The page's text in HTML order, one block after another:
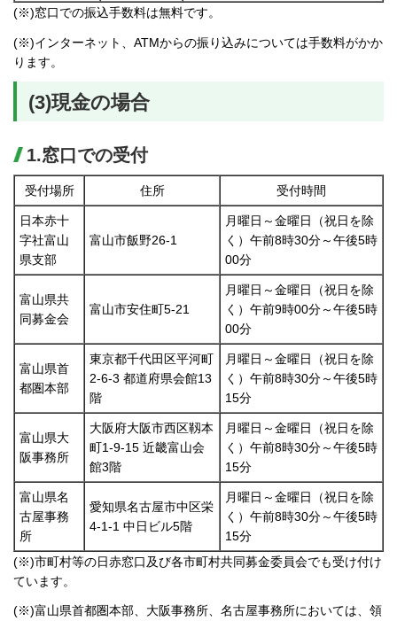
(※)窓口での振込手数料は無料です。
(※)インターネット、ATMからの振り込みについては手数料がかか
ります。
(3)現金の場合
1.窓口での受付
受付場所 住所 受付時間
日本赤十
字社富山
県支部
富山市飯野26-1
月曜日～金曜日（祝日を除
く）午前8時30分～午後5時
00分
富山県共
同募金会
富山市安住町5-21
月曜日～金曜日（祝日を除
く）午前9時00分～午後5時
00分
富山県首
都圏本部
東京都千代田区平河町
2-6-3 都道府県会館13
階
月曜日～金曜日（祝日を除
く）午前8時30分～午後5時
15分
富山県大
阪事務所
大阪府大阪市西区靱本
町1-9-15 近畿富山会
館3階
月曜日～金曜日（祝日を除
く）午前8時30分～午後5時
15分
富山県名
古屋事務
所
愛知県名古屋市中区栄
4-1-1 中日ビル5階
月曜日～金曜日（祝日を除
く）午前8時30分～午後5時
15分
(※)市町村等の日赤窓口及び各市町村共同募金委員会でも受け付け
ています。
(※)富山県首都圏本部、大阪事務所、名古屋事務所においては、領